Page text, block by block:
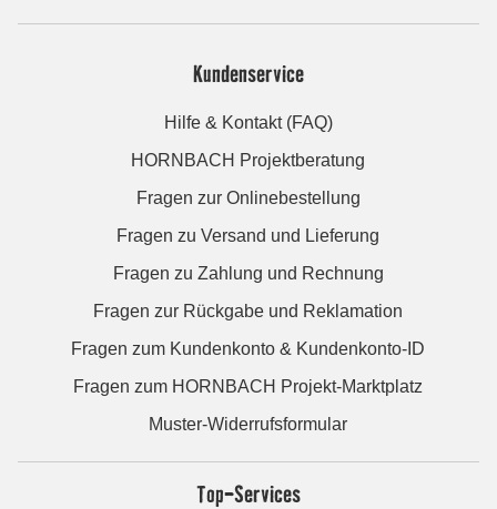
Kundenservice
Hilfe & Kontakt (FAQ)
HORNBACH Projektberatung
Fragen zur Onlinebestellung
Fragen zu Versand und Lieferung
Fragen zu Zahlung und Rechnung
Fragen zur Rückgabe und Reklamation
Fragen zum Kundenkonto & Kundenkonto-ID
Fragen zum HORNBACH Projekt-Marktplatz
Muster-Widerrufsformular
Top-Services